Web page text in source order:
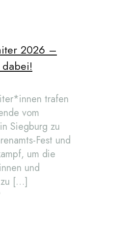
2026 –
dabei!
trafen
vom
Siegburg zu
Fest und
um die
und
[…]